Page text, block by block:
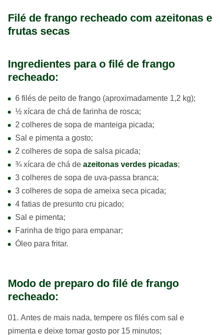
Filé de frango recheado com azeitonas e
frutas secas
Ingredientes para o filé de frango
recheado:
6 filés de peito de frango (aproximadamente 1,2 kg);
½ xícara de chá de farinha de rosca;
2 colheres de sopa de manteiga picada;
Sal e pimenta a gosto;
2 colheres de sopa de salsa picada;
¾ xícara de chá de azeitonas verdes picadas;
3 colheres de sopa de uva-passa branca;
3 colheres de sopa de ameixa seca picada;
4 fatias de presunto cru picado;
Sal e pimenta;
Farinha de trigo para empanar;
Óleo para fritar.
Modo de preparo do filé de frango
recheado:
Antes de mais nada, tempere os filés com sal e
pimenta e deixe tomar gosto por 15 minutos;